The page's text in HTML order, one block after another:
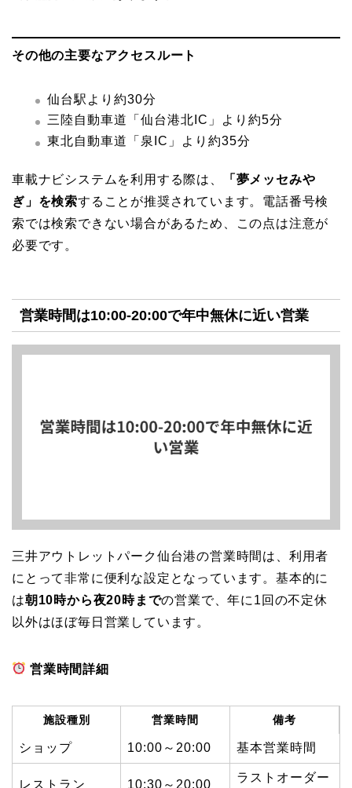
その他の主要なアクセスルート
仙台駅より約30分
三陸自動車道「仙台港北IC」より約5分
東北自動車道「泉IC」より約35分
車載ナビシステムを利用する際は、
「夢メッセみや
ぎ」を検索することが推奨されています。電話番号検
索では検索できない場合があるため、この点は注意が
必要です。
営業時間は10:00-20:00で年中無休に近い営業
三井アウトレットパーク仙台港の営業時間は、利用者
にとって非常に便利な設定となっています。基本的に
は朝10時から夜20時までの営業で、年に1回の不定休
以外はほぼ毎日営業しています。
営業時間詳細
施設種別 営業時間 備考
ショップ 10:00～20:00 基本営業時間
レストラン 10:30～20:00
ラストオーダー